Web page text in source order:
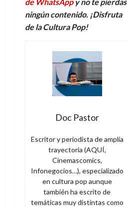
ningún contenido. ¡Disfruta
de la Cultura Pop!
Doc Pastor
Escritor y periodista de amplia
trayectoria (AQUÍ,
Cinemascomics,
Infonegocios…), especializado
en cultura pop aunque
también ha escrito de
temáticas muy distintas como